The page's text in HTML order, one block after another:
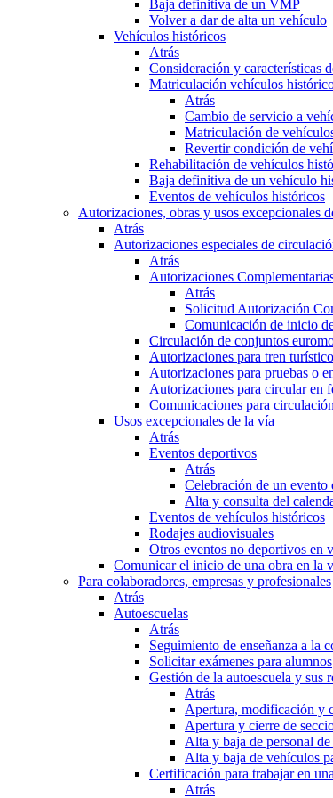
Baja definitiva de un VMP
Volver a dar de alta un vehículo
Vehículos históricos
Atrás
Consideración y características
Matriculación vehículos
Atrás
Cambio de servicio a
Matriculación de
Revertir condición de
Rehabilitación de vehículos
Baja definitiva de un vehículo
Eventos de vehículos históricos
Autorizaciones, obras y usos excepcionales
Atrás
Autorizaciones especiales de
Atrás
Autorizaciones
Atrás
Solicitud Autorización
Comunicación de inicio
Circulación de conjuntos
Autorizaciones para tren turístico
Autorizaciones para pruebas o
Autorizaciones para circular en
Comunicaciones para
Usos excepcionales de la vía
Atrás
Eventos deportivos
Atrás
Celebración de un evento
Alta y consulta del
Eventos de vehículos históricos
Rodajes audiovisuales
Otros eventos no deportivos en
Comunicar el inicio de una obra en la
Para colaboradores, empresas y profesionales
Atrás
Autoescuelas
Atrás
Seguimiento de enseñanza a la
Solicitar exámenes para alumnos
Gestión de la autoescuela y sus
Atrás
Apertura, modificación y
Apertura y cierre de
Alta y baja de personal de
Alta y baja de vehículos
Certificación para trabajar en
Atrás